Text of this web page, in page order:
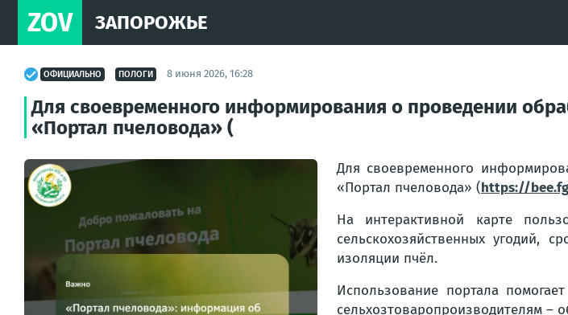
ZOV ЗАПОРОЖЬЕ
ОФИЦИАЛЬНО ПОЛОГИ 8 июня 2026, 16:28
Для своевременного информирования о проведении
«Портал пчеловода» (
Для своевременного
«Портал пчеловода» (https://
На интерактивной карте
сельскохозяйственных угодий,
изоляции пчёл.
Использование портала
сельхозтоваропроизводителям –